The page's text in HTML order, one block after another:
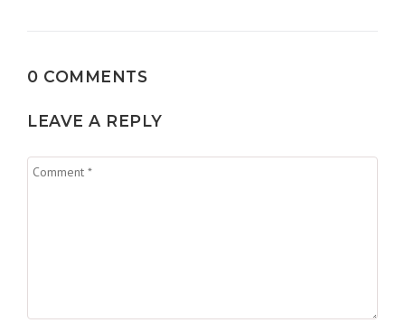
0 COMMENTS
LEAVE A REPLY